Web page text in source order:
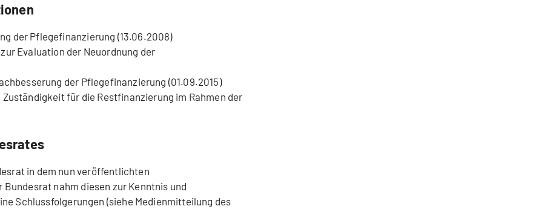
der Pflegefinanzierung (13.06.2008)
Evaluation der Neuordnung der
der Pflegefinanzierung (01.09.2015)
für die Restfinanzierung im Rahmen der
in dem nun veröffentlichten
nahm diesen zur Kenntnis und
Schlussfolgerungen (siehe Medienmitteilung des